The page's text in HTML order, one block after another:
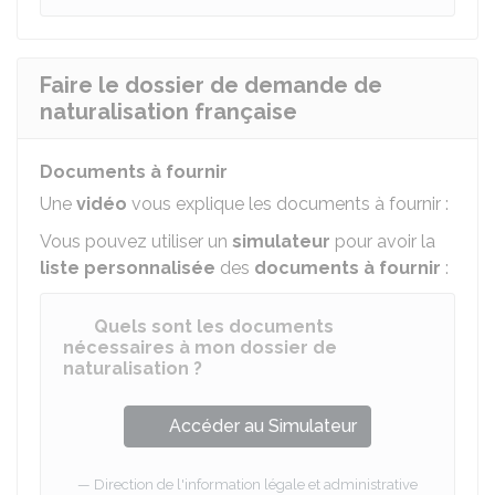
Faire le dossier de demande de
naturalisation française
Documents à fournir
Une vidéo vous explique les documents à fournir :
Vous pouvez utiliser un simulateur pour avoir la
liste personnalisée des documents à fournir :
Quels sont les documents
nécessaires à mon dossier de
naturalisation ?
Accéder au Simulateur
Direction de l'information légale et administrative